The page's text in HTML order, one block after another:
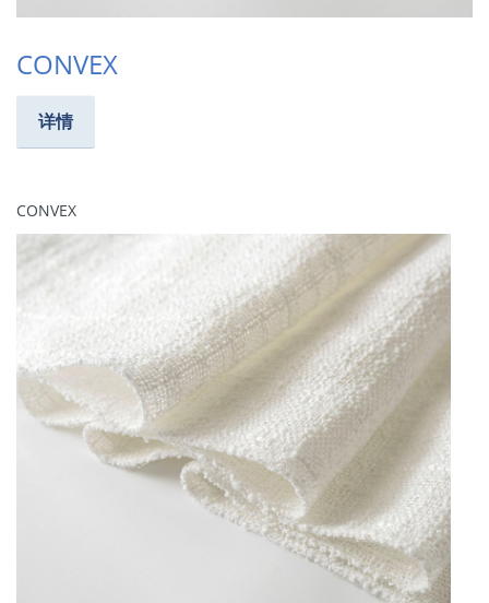
CONVEX
详情
CONVEX